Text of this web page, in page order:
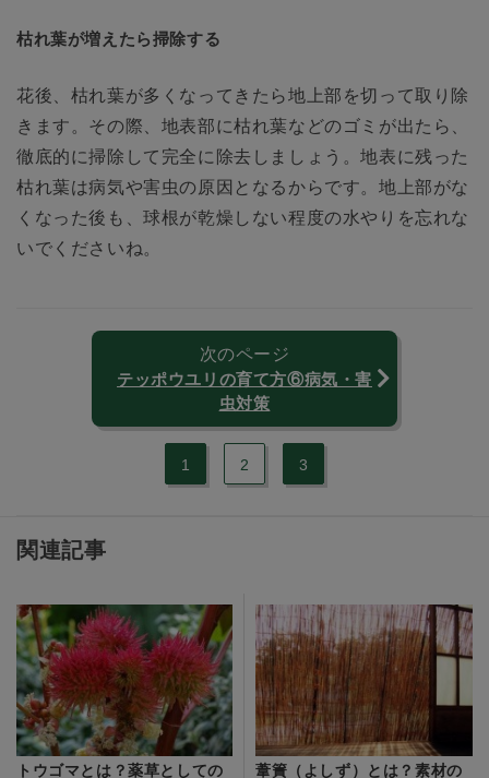
枯れ葉が増えたら掃除する
花後、枯れ葉が多くなってきたら地上部を切って取り除
きます。その際、地表部に枯れ葉などのゴミが出たら、
徹底的に掃除して完全に除去しましょう。地表に残った
枯れ葉は病気や害虫の原因となるからです。地上部がな
くなった後も、球根が乾燥しない程度の水やりを忘れな
いでくださいね。
次のページ
テッポウユリの育て方⑥病気・害
虫対策
1 2 3
関連記事
トウゴマとは？薬草としての 葦簀（よしず）とは？素材の